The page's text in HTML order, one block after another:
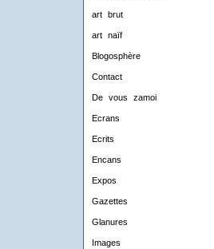
art brut
art naïf
Blogosphère
Contact
De vous zamoi
Ecrans
Ecrits
Encans
Expos
Gazettes
Glanures
Images